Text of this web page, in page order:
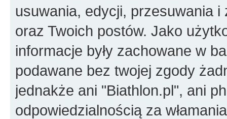
usuwania, edycji, przesuwania
oraz Twoich postów. Jako
informacje były zachowane w
podawane bez twojej zgody
jednakże ani "Biathlon.pl", ani
odpowiedzialnością za